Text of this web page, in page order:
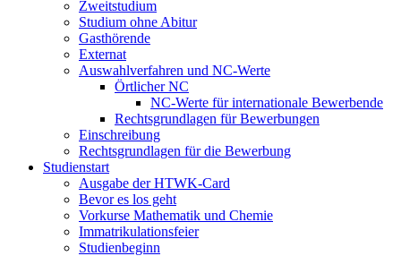
Zweitstudium
Studium ohne Abitur
Gasthörende
Externat
Auswahlverfahren und NC-Werte
Örtlicher NC
NC-Werte für internationale Bewerbende
Rechtsgrundlagen für Bewerbungen
Einschreibung
Rechtsgrundlagen für die Bewerbung
Studienstart
Ausgabe der HTWK-Card
Bevor es los geht
Vorkurse Mathematik und Chemie
Immatrikulationsfeier
Studienbeginn